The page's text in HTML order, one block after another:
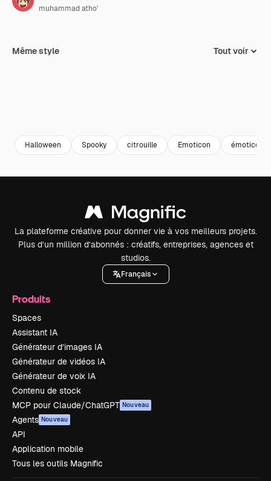
muhammad atho'
Même style Tout voir
Halloween Spooky citrouille Emoticon émoticônes
La plateforme créative pour donner vie à vos meilleurs projets.
Plus d’un million d’abonnés : créatifs, entreprises, agences et
studios.
Français
Produits
Spaces
Assistant IA
Générateur d’images IA
Générateur de vidéos IA
Générateur de voix IA
Contenu de stock
MCP pour Claude/ChatGPT Nouveau
Agents Nouveau
API
Application mobile
Tous les outils Magnific